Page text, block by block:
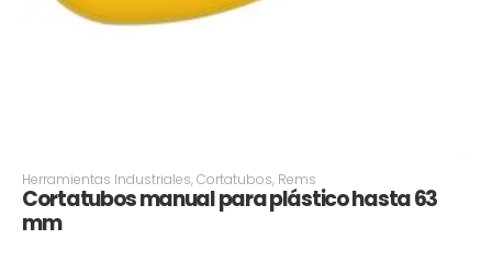
Herramientas Industriales,Cortatubos, Rems
Cortatubos manual para plástico hasta 63
mm